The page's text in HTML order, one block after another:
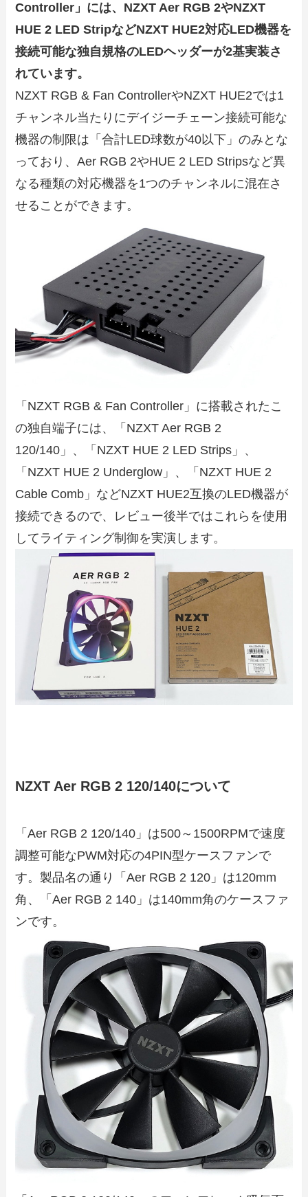
Controller」には、NZXT Aer RGB 2やNZXT
HUE 2 LED StripなどNZXT HUE2対応LED機器を
接続可能な独自規格のLEDヘッダーが2基実装さ
れています。
NZXT RGB & Fan ControllerやNZXT HUE2では1
チャンネル当たりにデイジーチェーン接続可能な
機器の制限は「合計LED球数が40以下」のみとな
っており、Aer RGB 2やHUE 2 LED Stripsなど異
なる種類の対応機器を1つのチャンネルに混在さ
せることができます。
「NZXT RGB & Fan Controller」に搭載されたこ
の独自端子には、「NZXT Aer RGB 2
120/140」、「NZXT HUE 2 LED Strips」、
「NZXT HUE 2 Underglow」、「NZXT HUE 2
Cable Comb」などNZXT HUE2互換のLED機器が
接続できるので、レビュー後半ではこれらを使用
してライティング制御を実演します。
NZXT Aer RGB 2 120/140について
「Aer RGB 2 120/140」は500～1500RPMで速度
調整可能なPWM対応の4PIN型ケースファンで
す。製品名の通り「Aer RGB 2 120」は120mm
角、「Aer RGB 2 140」は140mm角のケースファ
ンです。